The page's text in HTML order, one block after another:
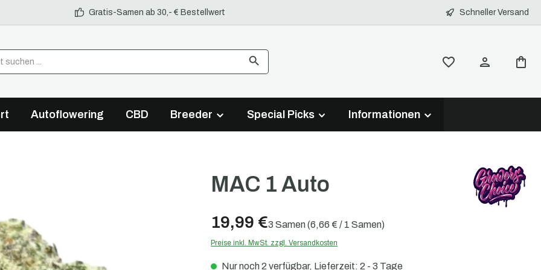
Gratis-Samen ab 30,- € Bestellwert Schneller Versand
Autoflowering CBD Breeder Special Picks Informationen
MAC 1 Auto
19,99 €3 Samen(6,66 € / 1 Samen)
Preise inkl. MwSt. zzgl. Versandkosten
Nur noch 2 verfügbar, Lieferzeit: 2 - 3 Tage